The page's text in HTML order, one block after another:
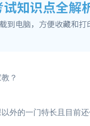
？
外的一门特长且目前